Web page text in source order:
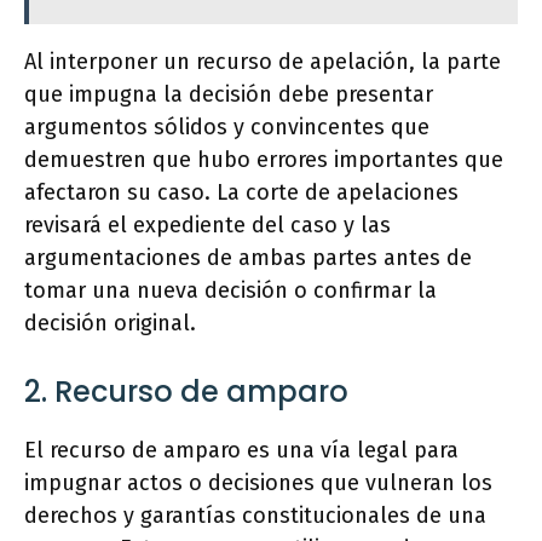
Al interponer un recurso de apelación, la parte
que impugna la decisión debe presentar
argumentos sólidos y convincentes que
demuestren que hubo errores importantes que
afectaron su caso. La corte de apelaciones
revisará el expediente del caso y las
argumentaciones de ambas partes antes de
tomar una nueva decisión o confirmar la
decisión original.
2. Recurso de amparo
El recurso de amparo es una vía legal para
impugnar actos o decisiones que vulneran los
derechos y garantías constitucionales de una